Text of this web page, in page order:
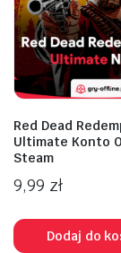
Red Dead
Ultimate Konto
Steam
9,99 zł
Dodaj do